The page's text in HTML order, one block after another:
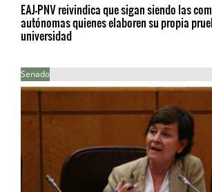
EAJ-PNV reivindica que sigan siendo las
autónomas quienes elaboren su propia
universidad
Senado